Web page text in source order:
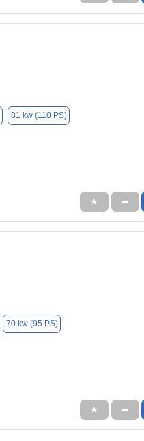
81 kw (110 PS)
★ ➦
70 kw (95 PS)
★ ➦